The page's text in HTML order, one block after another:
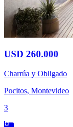
USD 260.000
Charrúa y Obligado
Pocitos, Montevideo
3